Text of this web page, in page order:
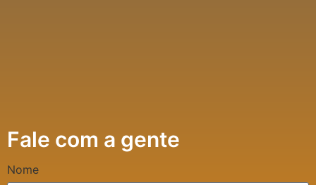
Fale com a gente
Nome